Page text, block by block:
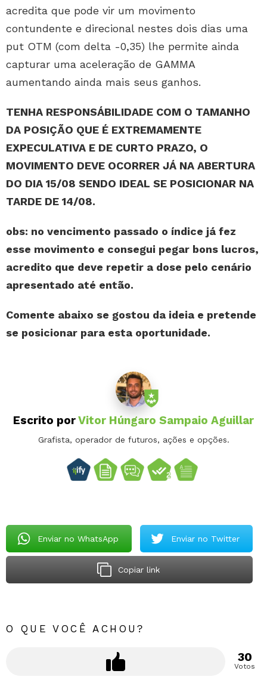
acredita que pode vir um movimento
contundente e direcional nestes dois dias uma
put OTM (com delta -0,35) lhe permite ainda
capturar uma aceleração de GAMMA
aumentando ainda mais seus ganhos.
TENHA RESPONSÁBILIDADE COM O TAMANHO
DA POSIÇÃO QUE É EXTREMAMENTE
EXPECULATIVA E DE CURTO PRAZO, O
MOVIMENTO DEVE OCORRER JÁ NA ABERTURA
DO DIA 15/08 SENDO IDEAL SE POSICIONAR NA
TARDE DE 14/08.
obs: no vencimento passado o índice já fez
esse movimento e consegui pegar bons lucros,
acredito que deve repetir a dose pelo cenário
apresentado até então.
Comente abaixo se gostou da ideia e pretende
se posicionar para esta oportunidade.
Escrito porVitor Húngaro Sampaio Aguillar
Grafista, operador de futuros, ações e opções.
Enviar no WhatsApp Enviar no Twitter
Copiar link
O QUE VOCÊ ACHOU?
30
Votos